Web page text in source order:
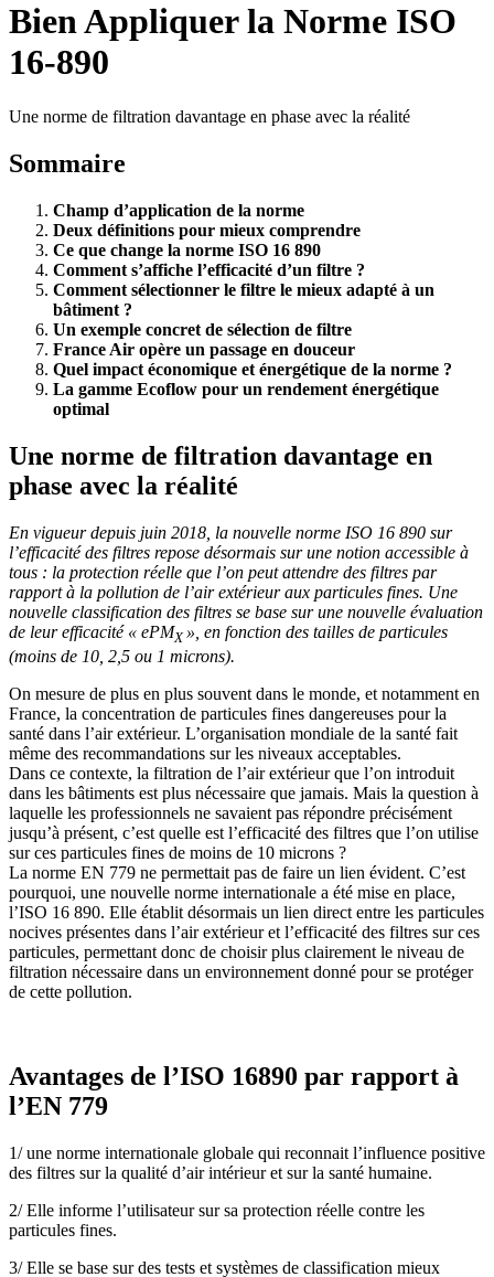
Bien Appliquer la Norme ISO
16-890
Une norme de filtration davantage en phase avec la réalité
Sommaire
Champ d’application de la norme
Deux définitions pour mieux comprendre
Ce que change la norme ISO 16 890
Comment s’affiche l’efficacité d’un filtre ?
Comment sélectionner le filtre le mieux adapté à un
bâtiment ?
Un exemple concret de sélection de filtre
France Air opère un passage en douceur
Quel impact économique et énergétique de la norme ?
La gamme Ecoflow pour un rendement énergétique
optimal
Une norme de filtration davantage en
phase avec la réalité
En vigueur depuis juin 2018, la nouvelle norme ISO 16 890 sur
l’efficacité des filtres repose désormais sur une notion accessible à
tous : la protection réelle que l’on peut attendre des filtres par
rapport à la pollution de l’air extérieur aux particules fines. Une
nouvelle classification des filtres se base sur une nouvelle évaluation
de leur efficacité « ePMX », en fonction des tailles de particules
(moins de 10, 2,5 ou 1 microns).
On mesure de plus en plus souvent dans le monde, et notamment en
France, la concentration de particules fines dangereuses pour la
santé dans l’air extérieur. L’organisation mondiale de la santé fait
même des recommandations sur les niveaux acceptables.
Dans ce contexte, la filtration de l’air extérieur que l’on introduit
dans les bâtiments est plus nécessaire que jamais. Mais la question à
laquelle les professionnels ne savaient pas répondre précisément
jusqu’à présent, c’est quelle est l’efficacité des filtres que l’on utilise
sur ces particules fines de moins de 10 microns ?
La norme EN 779 ne permettait pas de faire un lien évident. C’est
pourquoi, une nouvelle norme internationale a été mise en place,
l’ISO 16 890. Elle établit désormais un lien direct entre les particules
nocives présentes dans l’air extérieur et l’efficacité des filtres sur ces
particules, permettant donc de choisir plus clairement le niveau de
filtration nécessaire dans un environnement donné pour se protéger
de cette pollution.
Avantages de l’ISO 16890 par rapport à
l’EN 779
1/ une norme internationale globale qui reconnait l’influence positive
des filtres sur la qualité d’air intérieur et sur la santé humaine.
2/ Elle informe l’utilisateur sur sa protection réelle contre les
particules fines.
3/ Elle se base sur des tests et systèmes de classification mieux